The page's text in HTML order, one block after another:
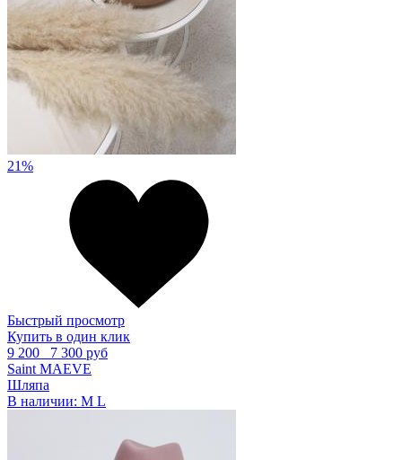
21%
Быстрый просмотр
Купить в один клик
9 200
7 300 руб
Saint MAEVE
Шляпа
В наличии: M L